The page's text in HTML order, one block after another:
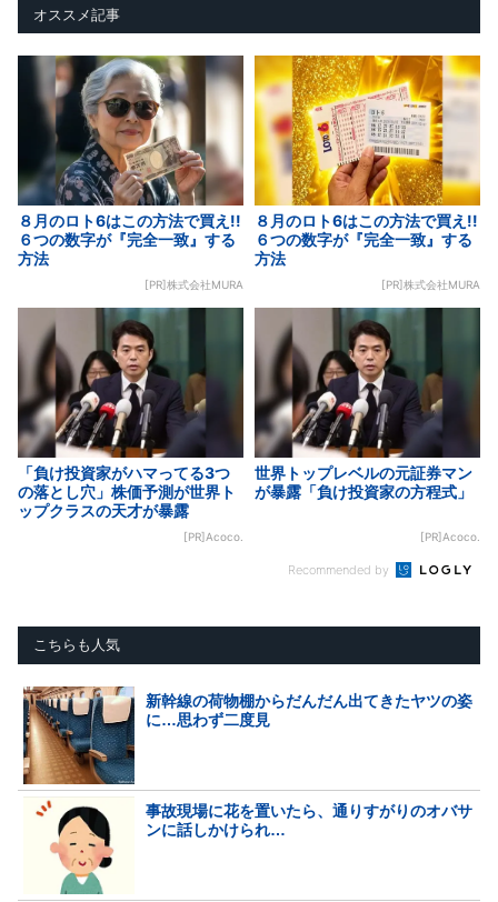
オススメ記事
８月のロト6はこの方法で買え!!
６つの数字が『完全一致』する
方法
[PR]株式会社MURA
８月のロト6はこの方法で買え!!
６つの数字が『完全一致』する
方法
[PR]株式会社MURA
「負け投資家がハマってる3つ
の落とし穴」株価予測が世界ト
ップクラスの天才が暴露
[PR]Acoco.
世界トップレベルの元証券マン
が暴露「負け投資家の方程式」
[PR]Acoco.
Recommended by
こちらも人気
新幹線の荷物棚からだんだん出てきたヤツの姿
に…思わず二度見
事故現場に花を置いたら、通りすがりのオバサ
ンに話しかけられ…